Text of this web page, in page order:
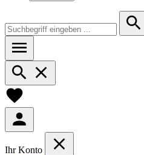
Ihr Konto